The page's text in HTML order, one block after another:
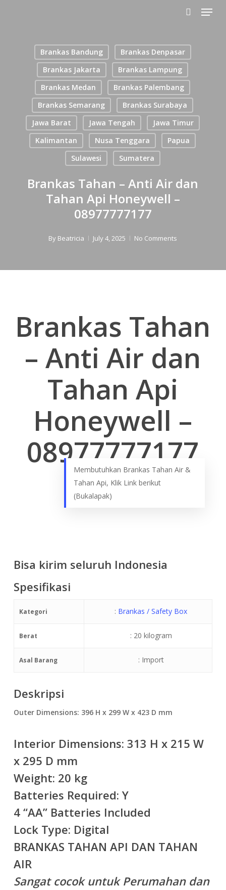
Menu
Brankas Bandung
Brankas Denpasar
Brankas Jakarta
Brankas Lampung
Brankas Medan
Brankas Palembang
Brankas Semarang
Brankas Surabaya
Jawa Barat
Jawa Tengah
Jawa Timur
Kalimantan
Nusa Tenggara
Papua
Sulawesi
Sumatera
Brankas Tahan – Anti Air dan
Tahan Api Honeywell –
08977777177
By Beatricia July 4, 2025 No Comments
Brankas Tahan
– Anti Air dan
Tahan Api
Honeywell –
08977777177
Membutuhkan Brankas Tahan Air &
Tahan Api, Klik Link berikut
(Bukalapak)
Bisa kirim seluruh Indonesia
Spesifikasi
Kategori : Brankas / Safety Box
Berat : 20 kilogram
Asal Barang : Import
Deskripsi
Outer Dimensions: 396 H x 299 W x 423 D mm
Interior Dimensions: 313 H x 215 W
x 295 D mm
Weight: 20 kg
Batteries Required: Y
4 “AA” Batteries Included
Lock Type: Digital
BRANKAS TAHAN API DAN TAHAN
AIR
Sangat cocok untuk Perumahan dan